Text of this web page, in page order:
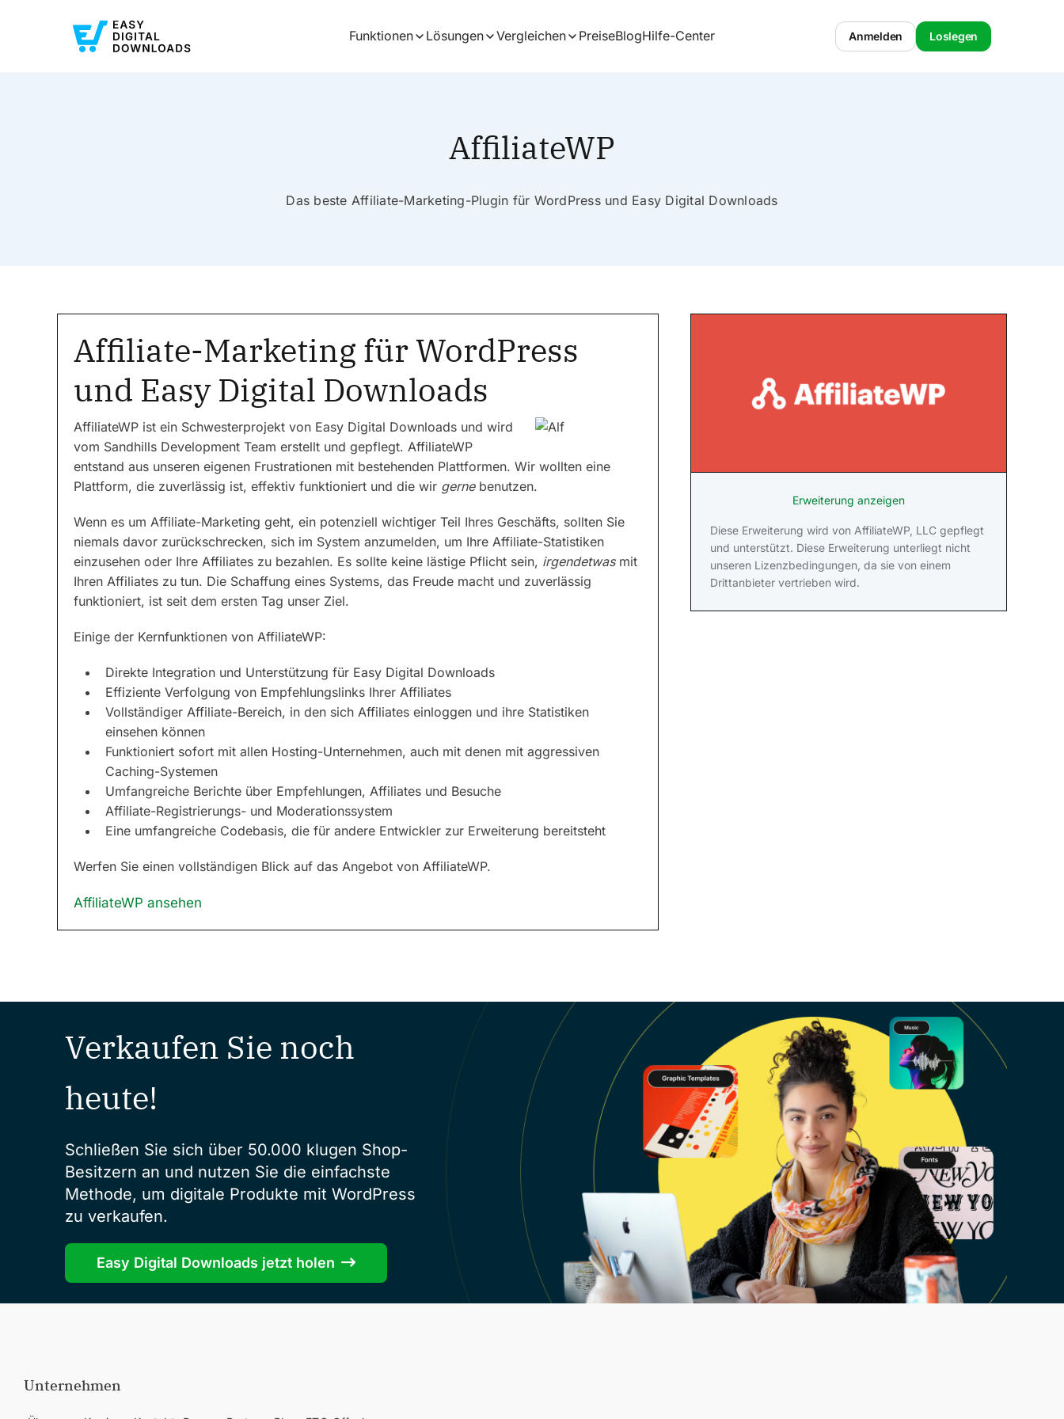
Funktionen Lösungen Vergleichen PreiseBlogHilfe-Center Anmelden Loslegen
AffiliateWP
Das beste Affiliate-Marketing-Plugin für WordPress und Easy Digital Downloads
Affiliate-Marketing für WordPress
und Easy Digital Downloads
AffiliateWP ist ein Schwesterprojekt von Easy Digital Downloads und wird
vom Sandhills Development Team erstellt und gepflegt. AffiliateWP
entstand aus unseren eigenen Frustrationen mit bestehenden Plattformen. Wir wollten eine
Plattform, die zuverlässig ist, effektiv funktioniert und die wir gernebenutzen.
Wenn es um Affiliate-Marketing geht, ein potenziell wichtiger Teil Ihres Geschäfts, sollten Sie
niemals davor zurückschrecken, sich im System anzumelden, um Ihre Affiliate-Statistiken
einzusehen oder Ihre Affiliates zu bezahlen. Es sollte keine lästige Pflicht sein, irgendetwasmit
Ihren Affiliates zu tun. Die Schaffung eines Systems, das Freude macht und zuverlässig
funktioniert, ist seit dem ersten Tag unser Ziel.
Einige der Kernfunktionen von AffiliateWP:
Direkte Integration und Unterstützung für Easy Digital Downloads
Effiziente Verfolgung von Empfehlungslinks Ihrer Affiliates
Vollständiger Affiliate-Bereich, in den sich Affiliates einloggen und ihre Statistiken
einsehen können
Funktioniert sofort mit allen Hosting-Unternehmen, auch mit denen mit aggressiven
Caching-Systemen
Umfangreiche Berichte über Empfehlungen, Affiliates und Besuche
Affiliate-Registrierungs- und Moderationssystem
Eine umfangreiche Codebasis, die für andere Entwickler zur Erweiterung bereitsteht
Werfen Sie einen vollständigen Blick auf das Angebot von AffiliateWP.
AffiliateWP ansehen
Erweiterung anzeigen
Diese Erweiterung wird von AffiliateWP, LLC gepflegt
und unterstützt. Diese Erweiterung unterliegt nicht
unseren Lizenzbedingungen, da sie von einem
Drittanbieter vertrieben wird.
Verkaufen Sie noch
heute!
Schließen Sie sich über 50.000 klugen Shop-
Besitzern an und nutzen Sie die einfachste
Methode, um digitale Produkte mit WordPress
zu verkaufen.
Easy Digital Downloads jetzt holen
Unternehmen